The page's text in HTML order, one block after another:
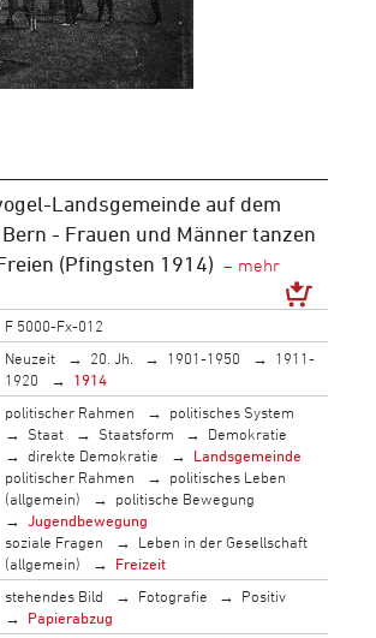
Landsgemeinde auf dem
- Frauen und Männer tanzen
(Pfingsten 1914)
F 5000-Fx-012
Neuzeit 20. Jh. 1901-1950
1911-
1920
1914
politischer Rahmen
politisches System
Staat
Staatsform
Demokratie
direkte Demokratie
Landsgemeinde
politischer Rahmen
politisches Leben
(allgemein)
politische Bewegung
Jugendbewegung
soziale Fragen
Leben in der Gesellschaft
(allgemein)
Freizeit
stehendes Bild Fotografie
Positiv
Papierabzug